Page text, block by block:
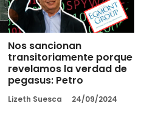
Nos sancionan
transitoriamente porque
revelamos la verdad de
pegasus: Petro
Lizeth Suesca 24/09/2024